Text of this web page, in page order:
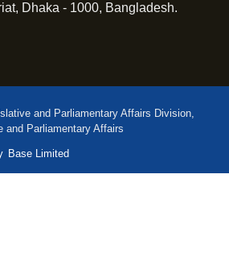
Dhaka - 1000, Bangladesh.
and Parliamentary Affairs Division,
and Parliamentary Affairs
Base Limited